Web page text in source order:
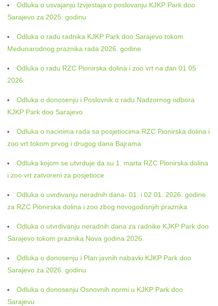
Odluka o usvajanju Izvjestaja o poslovanju KJKP Park doo
Sarajevo za 2025. godinu
Odluka o radu radnika KJKP Park doo Sarajevo tokom
Medunarodnog praznika rada 2026. godine
Odluka o radu RZC Pionirska dolina i zoo vrt na dan 01 05
2026
Odluka o donosenju i Poslovnik o radu Nadzornog odbora
KJKP Park doo Sarajevo
Odluka o nacinima rada sa posjetiocima RZC Pionirska dolina i
zoo vrt tokom prvog i drugog dana Bajrama
Odluka kojom se utvrduje da su 1. marta RZC Pionirska dolina
i zoo vrt zatvoreni za posjetioce
Odluka o uvrdivanju neradnih dana- 01. i 02.01. 2026. godine
za RZC Pionirska dolina i zoo zbog novogodisnjih praznika
Odluka o utvrdivanju neradnih dana za radnike KJKP Park doo
Sarajevo tokom praznika Nova godina 2026.
Odluka o donosenju i Plan javnih nabavki KJKP Park doo
Sarajevo za 2026. godinu
Odluka o donosenju Osnovnih normi u KJKP Park doo
Sarajevu